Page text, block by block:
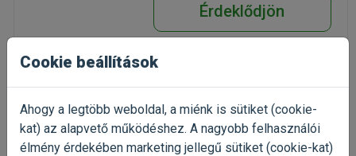
Érdeklődjön
KONG Wubba Ballistic
Friends Viziló Large
sípolós textíl kutyajáték karokkal
Cookie beállítások
Ahogy a legtöbb weboldal, a miénk is sütiket (cookie-
kat) az alapvető működéshez. A nagyobb felhasználói
élmény érdekében marketing jellegű sütiket (cookie-kat)